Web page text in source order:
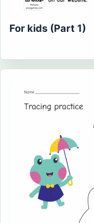
For kids (Part 1)